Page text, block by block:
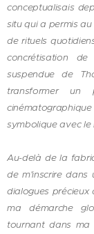
conceptualisais
situ qui a permis
de rituels
concrétisation
suspendue de
transformer un
symbolique avec le
Au-delà de la
de m'inscrire dans
dialogues précieux
ma démarche
tournant dans ma